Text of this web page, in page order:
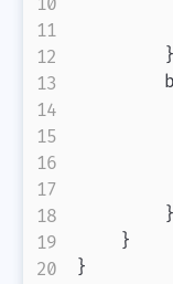
}
}
}
}